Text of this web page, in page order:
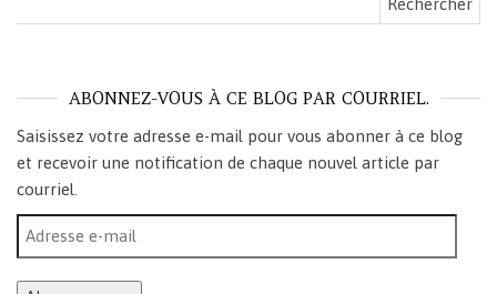
ABONNEZ-VOUS À CE BLOG PAR COURRIEL.
Saisissez votre adresse e-mail pour vous abonner à ce blog
et recevoir une notification de chaque nouvel article par
courriel.
Adresse e-mail